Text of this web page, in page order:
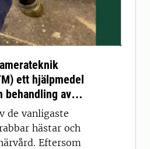
ett hjälpmedel
behandling av
de vanligaste
hästar och
Eftersom